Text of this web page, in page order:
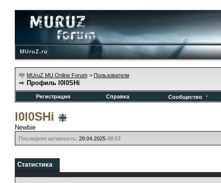
MUruZ.ru
MUruZ MU Online Forum > Пользователи
Профиль l0l0SHi
Регистрация Справка Сообщество
l0l0SHi
Newbie
Последняя активность: 29.04.2025 08:53
Статистика